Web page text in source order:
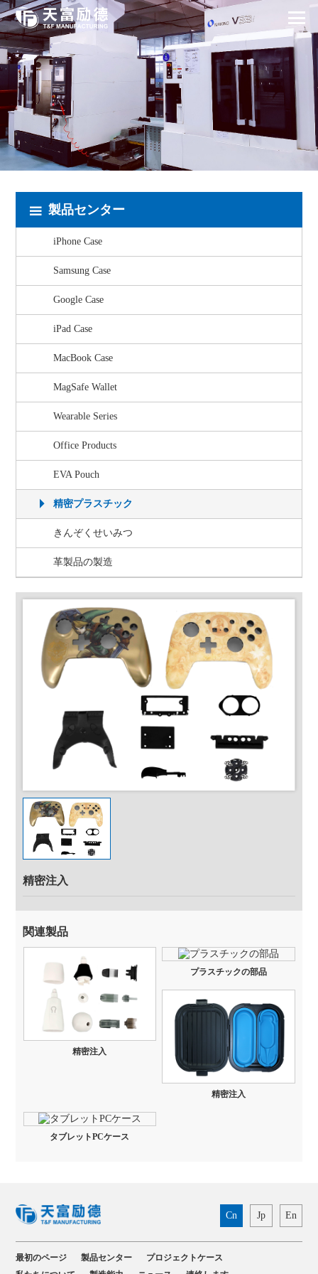
製品センター
iPhone Case
Samsung Case
Google Case
iPad Case
MacBook Case
MagSafe Wallet
Wearable Series
Office Products
EVA Pouch
精密プラスチック
きんぞくせいみつ
革製品の製造
精密注入
関連製品
精密注入
プラスチックの部品
精密注入
タブレットPCケース
Cn Jp En
最初のページ 製品センター
プロジェクトケース